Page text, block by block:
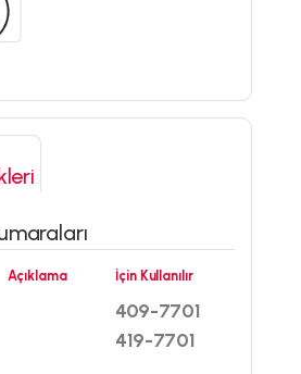
Açıklama İçin Kullanılır
409-7701
419-7701